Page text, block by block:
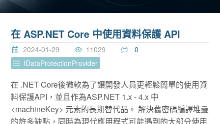
在 ASP.NET Core 中使用資料保護 API
2024-01-29 11029
0
IDataProtectionProvider
在 .NET Core後微軟為了讓開發人員更輕鬆簡單的使用資
料保護API，並且作為ASP.NET 1.x - 4.x 中
<machineKey> 元素的長期替代品。 解決舊密碼編譯堆疊
的許多缺點，同時為現代應用程式可能遇到的大部分使用